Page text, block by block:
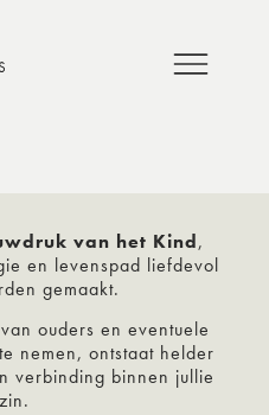
van het Kind,
en levenspad liefdevol
gemaakt.
ouders en eventuele
nemen, ontstaat helder
verbinding binnen jullie